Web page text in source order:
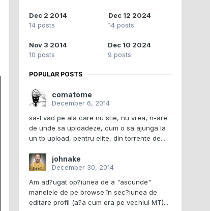
Dec 2 2014
14 posts
Dec 12 2024
14 posts
Nov 3 2014
10 posts
Dec 10 2024
9 posts
POPULAR POSTS
comatome
December 6, 2014
sa-l vad pe ala care nu stie, nu vrea, n-are
de unde sa uploadeze, cum o sa ajunga la
un tb upload, pentru elite, din torrente de...
johnake
December 30, 2014
Am ad?ugat op?iunea de a "ascunde"
manelele de pe browse în sec?iunea de
editare profil (a?a cum era pe vechiul MT)...